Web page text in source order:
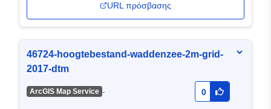
URL πρόσβασης
46724-hoogtebestand-waddenzee-2m-grid-
2017-dtm
ArcGIS Map Service - 0